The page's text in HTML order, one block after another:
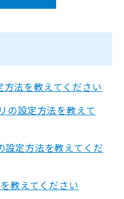
法を教えてください
設定方法を教えて
定方法を教えてくだ
教えてください